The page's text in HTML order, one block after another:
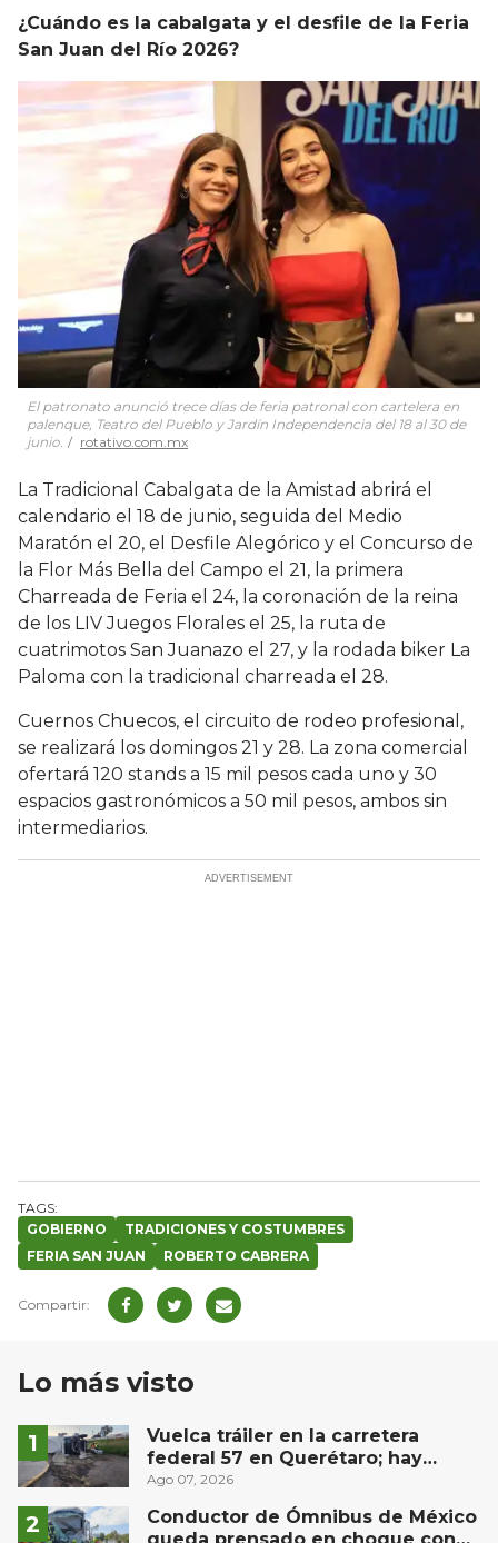
¿Cuándo es la cabalgata y el desfile de la Feria
San Juan del Río 2026?
El patronato anunció trece días de feria patronal con cartelera en
palenque, Teatro del Pueblo y Jardín Independencia del 18 al 30 de
junio.
rotativo.com.mx
La Tradicional Cabalgata de la Amistad abrirá el
calendario el 18 de junio, seguida del Medio
Maratón el 20, el Desfile Alegórico y el Concurso de
la Flor Más Bella del Campo el 21, la primera
Charreada de Feria el 24, la coronación de la reina
de los LIV Juegos Florales el 25, la ruta de
cuatrimotos San Juanazo el 27, y la rodada biker La
Paloma con la tradicional charreada el 28.
Cuernos Chuecos, el circuito de rodeo profesional,
se realizará los domingos 21 y 28. La zona comercial
ofertará 120 stands a 15 mil pesos cada uno y 30
espacios gastronómicos a 50 mil pesos, ambos sin
intermediarios.
GOBIERNO
TRADICIONES Y COSTUMBRES
FERIA SAN JUAN
ROBERTO CABRERA
Lo más visto
Vuelca tráiler en la carretera
federal 57 en Querétaro; hay
derrame de combustible
controlado, sin lesionados
Ago 07, 2026
Conductor de Ómnibus de México